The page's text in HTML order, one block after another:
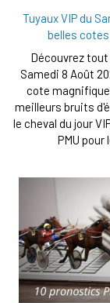
Tuyaux VIP du
belles
Découvrez tout
Samedi 8 Août
cote
meilleurs bruits
le cheval du jour
PMU pour